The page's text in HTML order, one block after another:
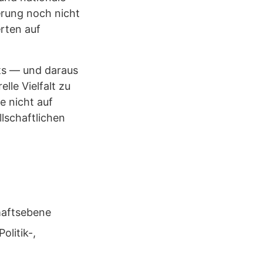
noch nicht
auf
— und daraus
Vielfalt zu
nicht auf
,